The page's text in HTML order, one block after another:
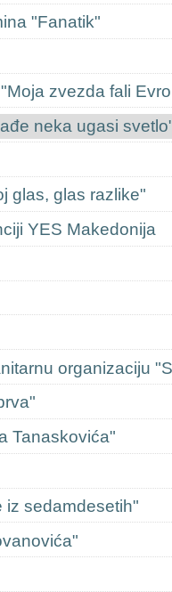
"Fanatik"
zvezda fali
neka ugasi
glas, glas razlike"
YES Makedonija
organizaciju
Tanaskovića"
iz sedamdesetih"